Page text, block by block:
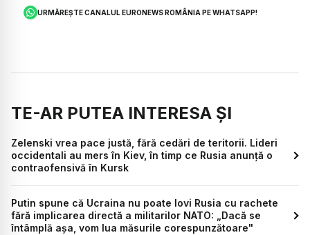
URMĂREȘTE CANALUL EURONEWS ROMÂNIA PE WHATSAPP!
TE-AR PUTEA INTERESA ȘI
Zelenski vrea pace justă, fără cedări de teritorii. Lideri
occidentali au mers în Kiev, în timp ce Rusia anunță o
contraofensivă în Kursk
Putin spune că Ucraina nu poate lovi Rusia cu rachete
fără implicarea directă a militarilor NATO: „Dacă se
întâmplă așa, vom lua măsurile corespunzătoare"